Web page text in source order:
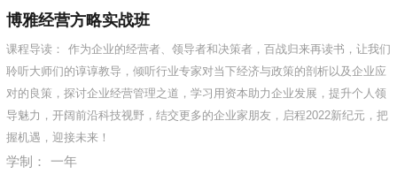
博雅经营方略实战班
课程导读：
作为企业的经营者、领导者和决策者，百战归来再读书，让我们
聆听大师们的谆谆教导，倾听行业专家对当下经济与政策的剖析以及企业应
对的良策，探讨企业经营管理之道，学习用资本助力企业发展，提升个人领
导魅力，开阔前沿科技视野，结交更多的企业家朋友，启程2022新纪元，把
握机遇，迎接未来！
学制： 一年